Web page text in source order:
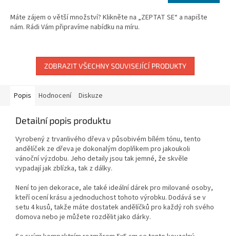
Máte zájem o větší množství? Klikněte na „ZEPTAT SE“ a napište
nám. Rádi Vám připravíme nabídku na míru.
ZOBRAZIT VŠECHNY SOUVISEJÍCÍ PRODUKTY
Popis Hodnocení Diskuze
Detailní popis produktu
Vyrobený z trvanlivého dřeva v působivém bílém tónu, tento
andělíček ze dřeva je dokonalým doplňkem pro jakoukoli
vánoční výzdobu. Jeho detaily jsou tak jemné, že skvěle
vypadají jak zblízka, tak z dálky.
Není to jen dekorace, ale také ideální dárek pro milované osoby,
kteří ocení krásu a jednoduchost tohoto výrobku. Dodává se v
setu 4 kusů, takže máte dostatek andělíčků pro každý roh svého
domova nebo je můžete rozdělit jako dárky.